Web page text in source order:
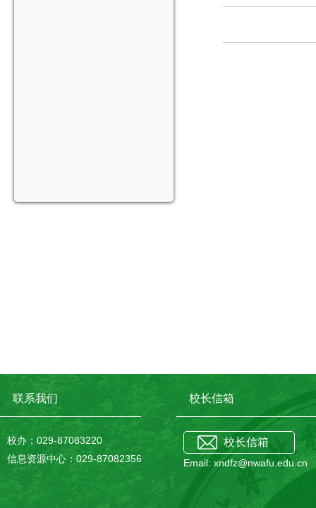
联系我们
校办：029-87083220
信息资源中心：029-87082356
校长信箱
校长信箱
Email: xndfz@nwafu.edu.cn